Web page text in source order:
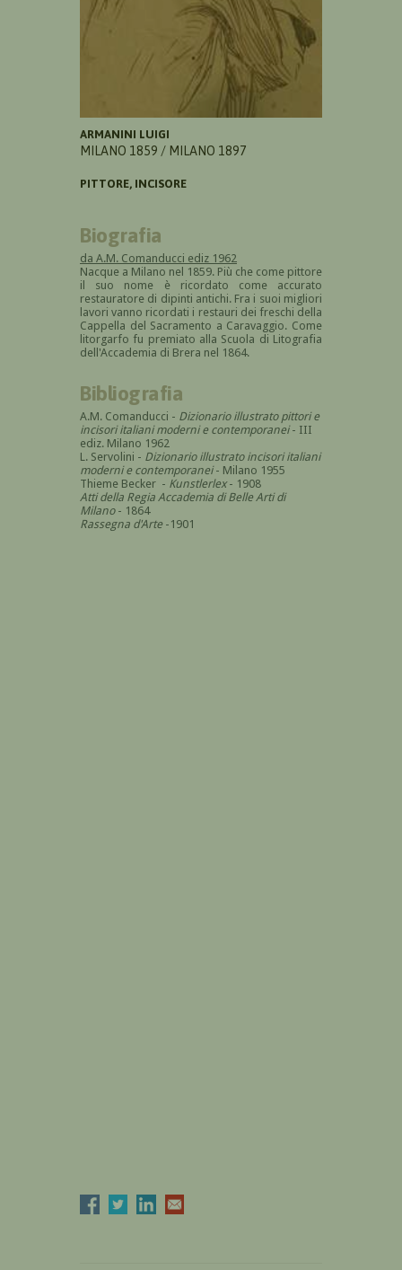
ARMANINI LUIGI
MILANO 1859 / MILANO 1897
PITTORE, INCISORE
Biografia
da A.M. Comanducci ediz 1962
Nacque a Milano nel 1859. Più che come pittore
il suo nome è ricordato come accurato
restauratore di dipinti antichi. Fra i suoi migliori
lavori vanno ricordati i restauri dei freschi della
Cappella del Sacramento a Caravaggio. Come
litorgarfo fu premiato alla Scuola di Litografia
dell'Accademia di Brera nel 1864.
Bibliografia
A.M. Comanducci - Dizionario illustrato pittori e
incisori italiani moderni e contemporanei- III
ediz. Milano 1962
L. Servolini - Dizionario illustrato incisori italiani
moderni e contemporanei- Milano 1955
Thieme Becker - Kunstlerlex- 1908
Atti della Regia Accademia di Belle Arti di
Milano- 1864
Rassegna d'Arte -1901